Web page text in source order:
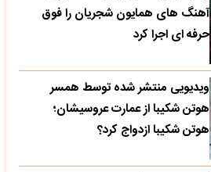
آهنگ های همایون شجریان را فوق
حرفه ای اجرا کرد
ویدیویی منتشر شده توسط همسر
هوتن شکیبا از عمارت عروسیشان؛
هوتن شکیبا ازدواج کرد؟